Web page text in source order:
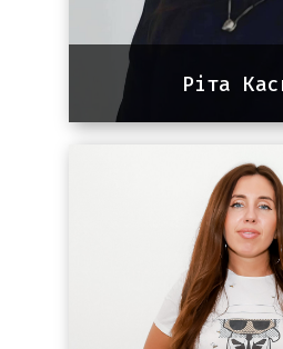
Ріта
Team lead
9 років досвіду в
оптимізації (SEO).
просуванням сайтів
складності ринку
Канади та Європи.